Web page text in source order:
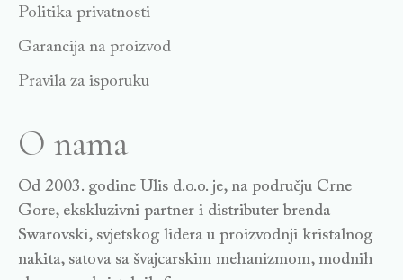
Politika privatnosti
Garancija na proizvod
Pravila za isporuku
O nama
Od 2003. godine Ulis d.o.o. je, na području Crne
Gore, ekskluzivni partner i distributer brenda
Swarovski, svjetskog lidera u proizvodnji kristalnog
nakita, satova sa švajcarskim mehanizmom, modnih